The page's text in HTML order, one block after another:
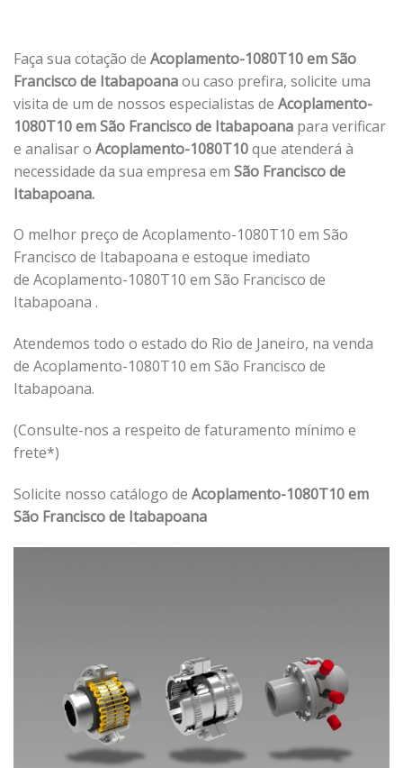
Faça sua cotação de Acoplamento-1080T10 em São
Francisco de Itabapoanaou caso prefira, solicite uma
visita de um de nossos especialistas de Acoplamento-
1080T10 em São Francisco de Itabapoana para verificar
e analisar o Acoplamento-1080T10que atenderá à
necessidade da sua empresa em São Francisco de
Itabapoana.
O melhor preço de Acoplamento-1080T10 em São
Francisco de Itabapoana e estoque imediato
de Acoplamento-1080T10 em São Francisco de
Itabapoana .
Atendemos todo o estado do Rio de Janeiro, na venda
de Acoplamento-1080T10 em São Francisco de
Itabapoana.
(Consulte-nos a respeito de faturamento mínimo e
frete*)
Solicite nosso catálogo de Acoplamento-1080T10 em
São Francisco de Itabapoana